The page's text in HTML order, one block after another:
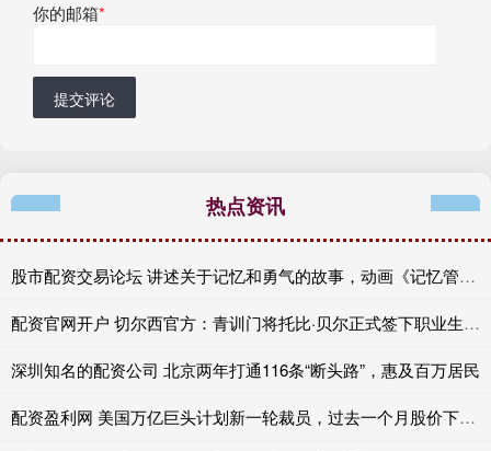
你的邮箱*
提交评论
热点资讯
股市配资交易论坛 讲述关于记忆和勇气的故事，动画《记忆管理局》播出
配资官网开户 切尔西官方：青训门将托比·贝尔正式签下职业生涯首份职业合同
深圳知名的配资公司 北京两年打通116条“断头路”，惠及百万居民
配资盈利网 美国万亿巨头计划新一轮裁员，过去一个月股价下跌17%